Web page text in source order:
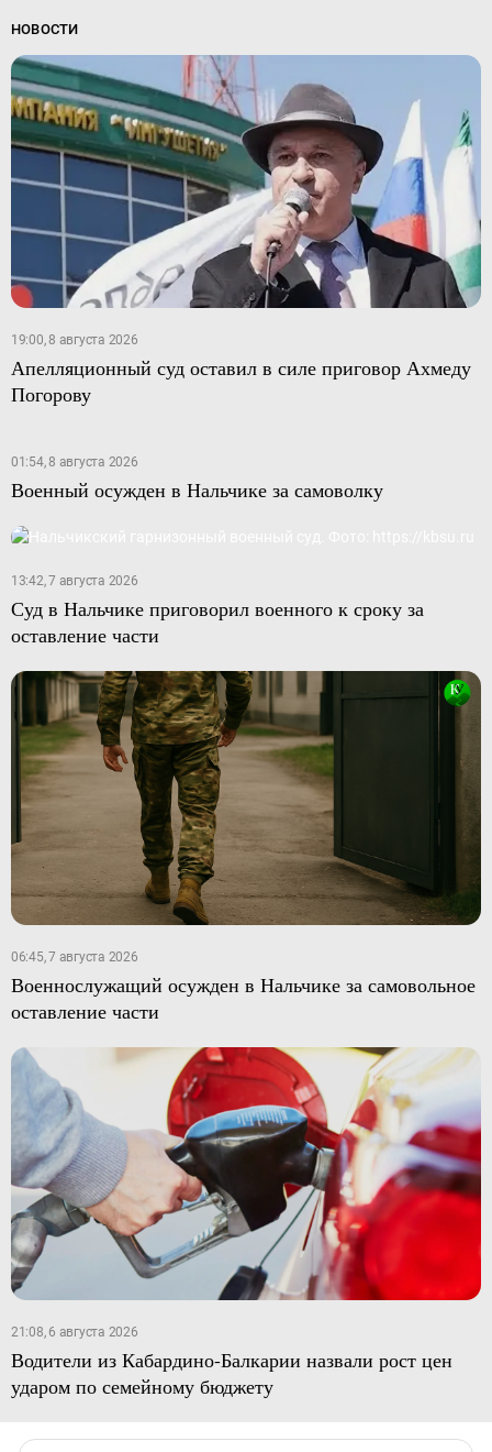
НОВОСТИ
19:00, 8 августа 2026
Апелляционный суд оставил в силе приговор Ахмеду
Погорову
01:54, 8 августа 2026
Военный осужден в Нальчике за самоволку
13:42, 7 августа 2026
Суд в Нальчике приговорил военного к сроку за
оставление части
06:45, 7 августа 2026
Военнослужащий осужден в Нальчике за самовольное
оставление части
21:08, 6 августа 2026
Водители из Кабардино-Балкарии назвали рост цен
ударом по семейному бюджету